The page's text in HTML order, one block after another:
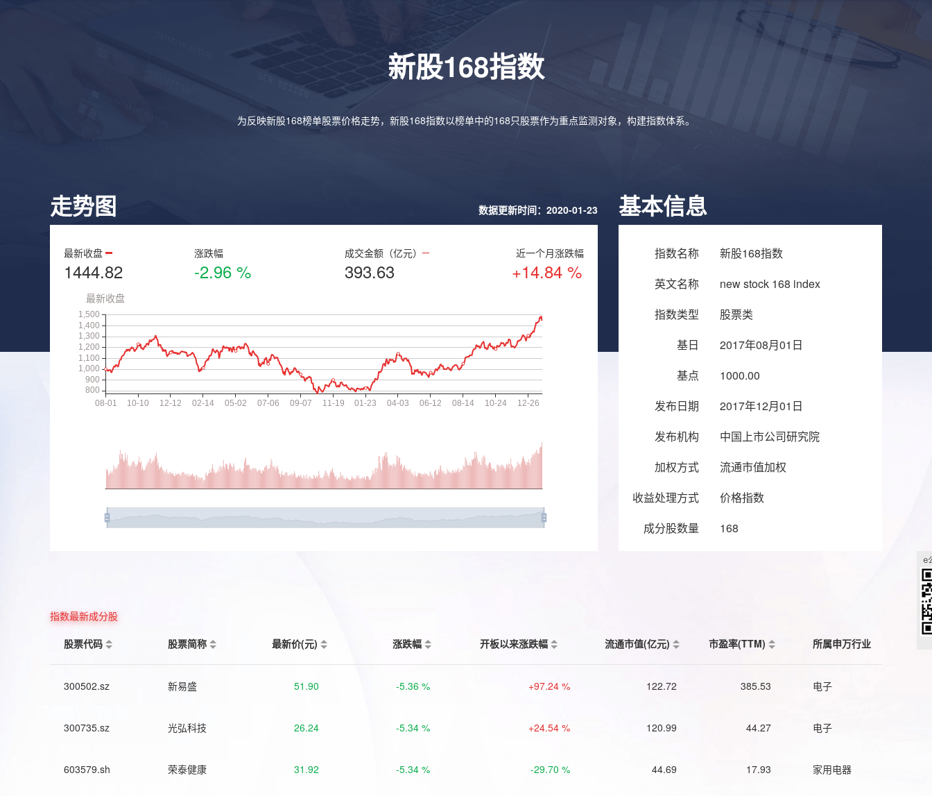
新股168指数
为反映新股168榜单股票价格走势，新股168指数以榜单中的168只股票作为重点监测对象，构建指数体系。
走势图 数据更新时间：2020-01-23
最新收盘
1444.82
涨跌幅
-2.96 %
成交金额（亿元）
393.63
近一个月涨跌幅
+14.84 %
基本信息
指数名称
新股168指数
英文名称
new stock 168 index
指数类型
股票类
基日
2017年08月01日
基点
1000.00
发布日期
2017年12月01日
发布机构
中国上市公司研究院
加权方式
流通市值加权
收益处理方式
价格指数
成分股数量
168
指数最新成分股
股票代码
股票简称 最新价(元) 涨跌幅 开板以来涨跌幅 流通市值(亿元) 市盈率(TTM) 所属申万行业
300502.sz 新易盛 51.90 -5.36 % +97.24 % 122.72 385.53 电子
300735.sz 光弘科技 26.24 -5.34 % +24.54 % 120.99 44.27 电子
603579.sh 荣泰健康 31.92 -5.34 % -29.70 % 44.69 17.93 家用电器